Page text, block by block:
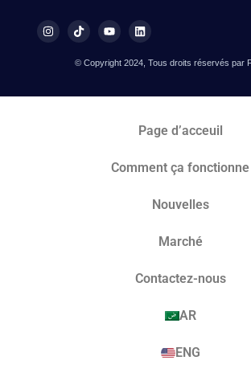
© Copyright 2024, Tous droits réservés par
Page d’acceuil
Comment ça fonctionne
Nouvelles
Marché​
Contactez-nous
AR
ENG